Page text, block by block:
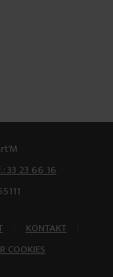
33 23 66 16
KONTAKT
COOKIES